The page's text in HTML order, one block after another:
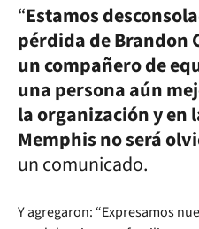
“Estamos
pérdida de Brandon
un compañero de
una persona aún
la organización y en
Memphis no será
un comunicado.
Y agregaron: “Expresamos